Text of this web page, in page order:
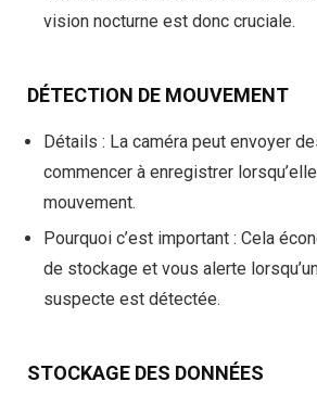
vision nocturne est donc cruciale.
DÉTECTION DE MOUVEMENT
Détails : La caméra peut envoyer
commencer à enregistrer
mouvement.
Pourquoi c’est important : Cela
de stockage et vous alerte
suspecte est détectée.
STOCKAGE DES DONNÉES